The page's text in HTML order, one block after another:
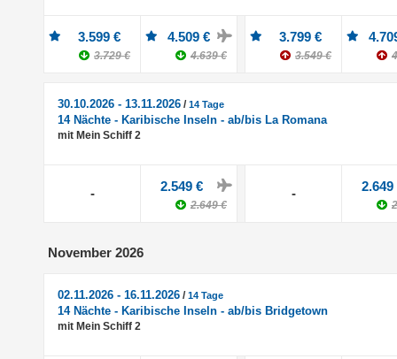
3.599 €
3.729 €
4.509 €
4.639 €
3.799 €
3.549 €
30.10.2026 - 13.11.2026 /14 Tage
14 Nächte - Karibische Inseln - ab/bis La Romana
mit Mein Schiff 2
- 2.549 €
2.649 €
- 2.649
November 2026
02.11.2026 - 16.11.2026 /14 Tage
14 Nächte - Karibische Inseln - ab/bis Bridgetown
mit Mein Schiff 2